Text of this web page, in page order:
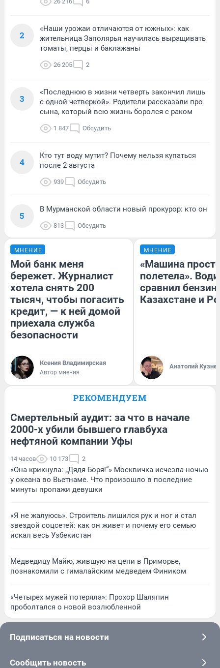
2
«Наши урожаи отличаются от южных»: как
жительница Заполярья научилась выращивать
томаты, перцы и баклажаны
26 205 2
3
«Последнюю в жизни четверть закончил лишь
с одной четверкой». Родители рассказали про
сына, который всю жизнь боролся с раком
1 847 Обсудить
4
Кто тут воду мутит? Почему нельзя купаться
после 2 августа
939 Обсудить
5
В Мурманской области новый прокурор: кто он
813 Обсудить
МНЕНИЕ
Мой банк меня
бережет. Журналист
хотела снять 200
тысяч, чтобы погасить
кредит, — к ней домой
приехала служба
безопасности
Ксения Владимирская
Автор мнения
МНЕНИЕ
«Машина
полетела».
сравнил бензин
Казахстане и
Анатолий
РЕКОМЕНДУЕМ
Смертельный аудит: за что в начале
2000-х убили бывшего главбуха
нефтяной компании Уфы
14 часов 10 173 2
«Она крикнула: „Дядя Боря!“» Москвичка исчезла ночью
у океана во Вьетнаме. Что произошло в последние
минуты пропажи девушки
«Я не жалуюсь». Строитель лишился рук и ног и стал
звездой соцсетей: как он живет и почему его семью
искал весь Узбекистан
Медведицу Майю, жившую на цепи в Приморье,
познакомили с гималайским медведем Фиником
«Четырех мужей потеряла»: Прохор Шаляпин
проболтался о новой возлюбленной
Подписаться на новости
Сообщить новость